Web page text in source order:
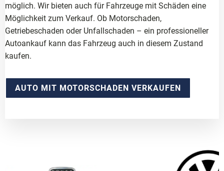
möglich. Wir bieten auch für Fahrzeuge mit Schäden eine
Möglichkeit zum Verkauf. Ob Motorschaden,
Getriebeschaden oder Unfallschaden – ein professioneller
Autoankauf kann das Fahrzeug auch in diesem Zustand
kaufen.
AUTO MIT MOTORSCHADEN VERKAUFEN